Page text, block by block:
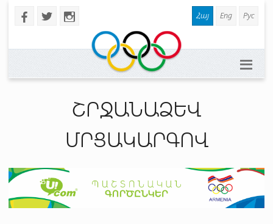
b a x Հայ Eng Рус
ՇՐՋԱՆԱՁԵՎ
ՄՐՑԱԿԱՐԳՈՎ